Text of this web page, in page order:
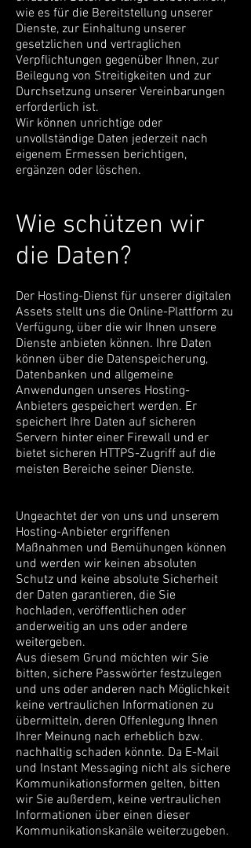
wie es für die Bereitstellung unserer
Dienste, zur Einhaltung unserer
gesetzlichen und vertraglichen
Verpflichtungen gegenüber Ihnen, zur
Beilegung von Streitigkeiten und zur
Durchsetzung unserer Vereinbarungen
erforderlich ist.
Wir können unrichtige oder
unvollständige Daten jederzeit nach
eigenem Ermessen berichtigen,
ergänzen oder löschen.
Wie schützen wir
die Daten?
Der Hosting-Dienst für unserer digitalen
Assets stellt uns die Online-Plattform zu
Verfügung, über die wir Ihnen unsere
Dienste anbieten können. Ihre Daten
können über die Datenspeicherung,
Datenbanken und allgemeine
Anwendungen unseres Hosting-
Anbieters gespeichert werden. Er
speichert Ihre Daten auf sicheren
Servern hinter einer Firewall und er
bietet sicheren HTTPS-Zugriff auf die
meisten Bereiche seiner Dienste.
Ungeachtet der von uns und unserem
Hosting-Anbieter ergriffenen
Maßnahmen und Bemühungen können
und werden wir keinen absoluten
Schutz und keine absolute Sicherheit
der Daten garantieren, die Sie
hochladen, veröffentlichen oder
anderweitig an uns oder andere
weitergeben.
Aus diesem Grund möchten wir Sie
bitten, sichere Passwörter festzulegen
und uns oder anderen nach Möglichkeit
keine vertraulichen Informationen zu
übermitteln, deren Offenlegung Ihnen
Ihrer Meinung nach erheblich bzw.
nachhaltig schaden könnte. Da E-Mail
und Instant Messaging nicht als sichere
Kommunikationsformen gelten, bitten
wir Sie außerdem, keine vertraulichen
Informationen über einen dieser
Kommunikationskanäle weiterzugeben.